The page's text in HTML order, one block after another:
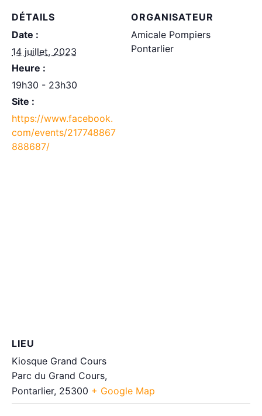
DÉTAILS
Date :
14 juillet, 2023
Heure :
19h30 - 23h30
Site :
https://www.facebook.
com/events/217748867
888687/
ORGANISATEUR
Amicale Pompiers
Pontarlier
LIEU
Kiosque Grand Cours
Parc du Grand Cours,
Pontarlier, 25300 + Google Map